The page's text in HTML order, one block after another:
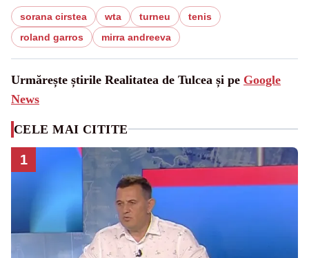
sorana cirstea wta turneu
tenis
roland garros
mirra andreeva
Urmărește știrile Realitatea de Tulcea și pe Google
News
CELE MAI CITITE
1